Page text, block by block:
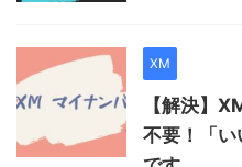
XM
【解決】
不要！「